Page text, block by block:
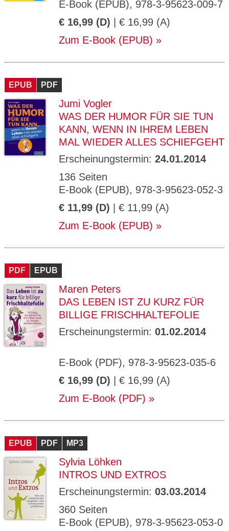
E-Book (EPUB), 978-3-95623-009-7
€ 16,99 (D) | € 16,99 (A)
Zum E-Book (EPUB)
EPUB PDF
Jumi Vogler
WAS DER HUMOR FÜR SIE TUN
KANN, WENN IN IHREM LEBEN
MAL WIEDER ALLES SCHIEFGEHT
Erscheinungstermin: 24.01.2014
136 Seiten
E-Book (EPUB), 978-3-95623-052-3
€ 11,99 (D) | € 11,99 (A)
Zum E-Book (EPUB)
PDF EPUB
Maren Peters
DAS LEBEN IST ZU KURZ FÜR
BILLIGE FRISCHHALTEFOLIE
Erscheinungstermin: 01.02.2014
E-Book (PDF), 978-3-95623-035-6
€ 16,99 (D) | € 16,99 (A)
Zum E-Book (PDF)
EPUB PDF MP3
Sylvia Löhken
INTROS UND EXTROS
Erscheinungstermin: 03.03.2014
360 Seiten
E-Book (EPUB), 978-3-95623-053-0